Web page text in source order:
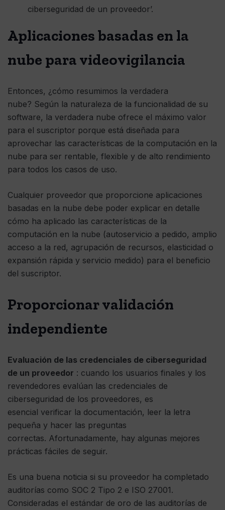
ciberseguridad de un proveedor’.
Aplicaciones basadas en la
nube para videovigilancia
Entonces, ¿cómo resumimos la verdadera
nube? Según la naturaleza de la funcionalidad de su
software, la verdadera nube ofrece el máximo valor
para el suscriptor porque está diseñada para
aprovechar las características de la computación en la
nube para ser rentable, flexible y de alto rendimiento
para todos los casos de uso.
Cualquier proveedor que proporcione aplicaciones
basadas en la nube debe poder explicar en detalle
cómo ha aplicado las características de la
computación en la nube (autoservicio a pedido, amplio
acceso a la red, agrupación de recursos, elasticidad o
expansión rápida y servicio medido) para el beneficio
del suscriptor.
Proporcionar validación
independiente
Evaluación de las credenciales de ciberseguridad
de un proveedor : cuando los usuarios finales y los
revendedores evalúan las credenciales de
ciberseguridad de los proveedores, es
esencial verificar la documentación, leer la letra
pequeña y hacer las preguntas
correctas. Afortunadamente, hay algunas mejores
prácticas fáciles de seguir.
Es una buena noticia si su proveedor ha completado
auditorías como SOC 2 Tipo 2 e ISO 27001.
Consideradas el estándar de oro de las auditorías de